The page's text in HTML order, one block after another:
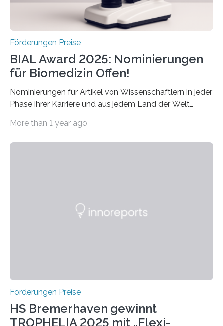
Förderungen Preise
BIAL Award 2025: Nominierungen
für Biomedizin Offen!
Nominierungen für Artikel von Wissenschaftlern in jeder
Phase ihrer Karriere und aus jedem Land der Welt
Leben gerufen, um die bemerkenswertesten
Foundation, des BIAL Award in Biomedicine ist in
More than 1 year ago
Förderungen Preise
HS Bremerhaven gewinnt
TROPHELIA 2025 mit „Flexi-